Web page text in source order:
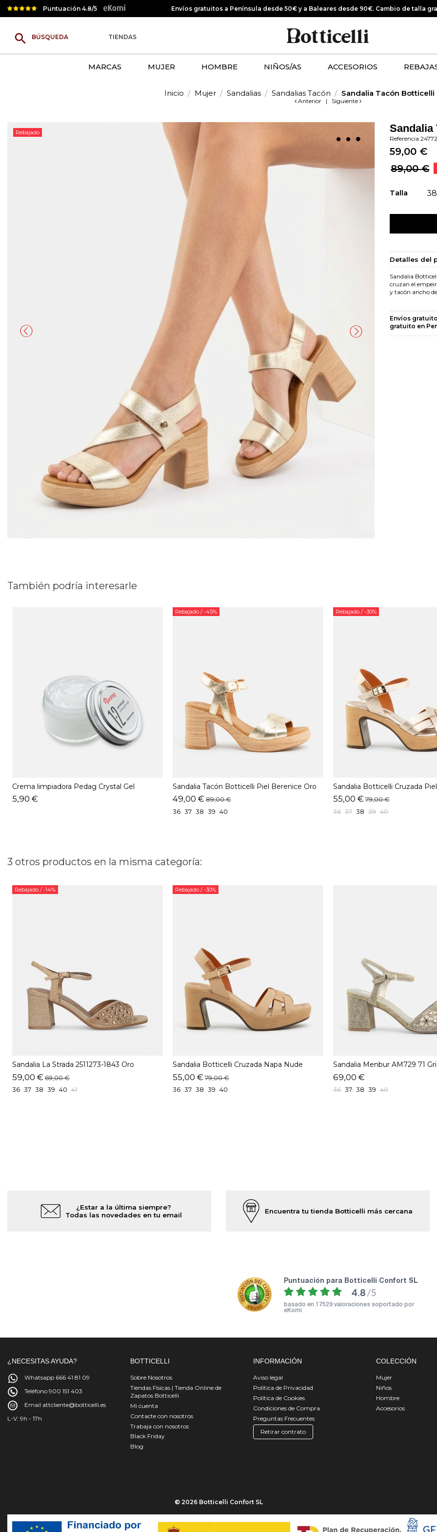
Puntuación 4.8/5 Envíos gratuitos a Península desde 50€ y a Baleares desde 90€. Cambio de talla
search TIENDAS
MARCAS MUJER HOMBRE NIÑOS/AS ACCESORIOS
Inicio Mujer Sandalias Sandalias Tacón Sandalia Tacón Botticelli
Anterior | Siguiente
Rebajado Sandalia
Referencia
59,00 €
89,00 €
Talla 38
Detalles del
Sandalia
cruzan el
y tacón ancho
Envíos
gratuito en
También podría interesarle
Crema limpiadora Pedag Crystal Gel
5,90 €
Rebajado / -45%
Sandalia Tacón Botticelli Piel Berenice Oro
49,00 € 89,00 €
36 37 38 39 40
Rebajado / -30%
Sandalia Botticelli Cruzada
55,00 € 79,00 €
36 37 38 39 40
3 otros productos en la misma categoría:
Rebajado / -14%
Sandalia La Strada 2511273-1843 Oro
59,00 € 69,00 €
36 37 38 39 40 41
Rebajado / -30%
Sandalia Botticelli Cruzada Napa Nude
55,00 € 79,00 €
36 37 38 39 40
Sandalia Menbur AM729 71
69,00 €
36 37 38 39 40
¿Estar a la última siempre?
Todas las novedades en tu email
Encuentra tu tienda Botticelli más cercana
puntuación para Botticelli Confort SL
4.8 /5
basado en 17529 valoraciones soportado por
eKomi
¿NECESITAS AYUDA?
Whatsapp 666 41 81 09
Teléfono 900 151 403
Email attcliente@botticelli.es
L-V: 9h - 17h
BOTTICELLI
Sobre Nosotros
Tiendas Físicas | Tienda Online de
Zapatos Botticelli
Mi cuenta
Contacte con nosotros
Trabaja con nosotros
Black Friday
Blog
INFORMACIÓN
Aviso legal
Política de Privacidad
Política de Cookies
Condiciones de Compra
Preguntas Frecuentes
Retirar contrato
COLECCIÓN
Mujer
Niños
Hombre
Accesorios
© 2026 Botticelli Confort SL